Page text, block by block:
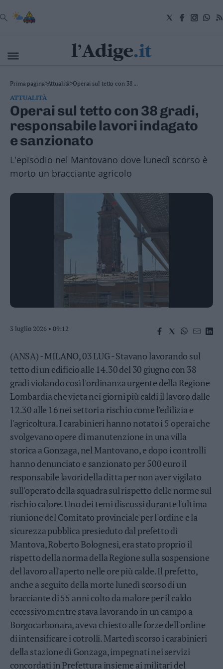
VAI
Cronaca
Attualità
Economia
Cultura
e
Spettacoli
Salute
e
Benessere
Montagna
Sport
Riva
Arco
Sarca
–
Ledro
Lavis
–
Rotaliana
Valle
dei
Laghi
Valsugana
–
Primiero
Vallagarina
Non
Sole
Fiemme
–
Fassa
Giudicarie
Rendena
Alto
Adige
–
Südtirol
Prima pagina>Attualità>Operai sul tetto con 38 ...
ATTUALITÀ
Operai sul tetto con 38 gradi,
responsabile lavori indagato
e sanzionato
L'episodio nel Mantovano dove lunedì scorso è
morto un bracciante agricolo
3 luglio 2026 • 09:12
(ANSA) - MILANO, 03 LUG - Stavano lavorando sul
tetto di un edificio alle 14.30 del 30 giugno con 38
gradi violando così l'ordinanza urgente della Regione
Lombardia che vieta nei giorni più caldi il lavoro dalle
12.30 alle 16 nei settori a rischio come l'edilizia e
l'agricoltura. I carabinieri hanno notato i 5 operai che
svolgevano opere di manutenzione in una villa
storica a Gonzaga, nel Mantovano, e dopo i controlli
hanno denunciato e sanzionato per 500 euro il
responsabile lavori della ditta per non aver vigilato
sull'operato della squadra sul rispetto delle norme sul
rischio calore. Uno dei temi discussi durante l'ultima
riunione del Comitato provinciale per l'ordine e la
sicurezza pubblica presieduto dal prefetto di
Mantova, Roberto Bolognesi, era stato proprio il
rispetto della norma della Regione sulla sospensione
del lavoro all'aperto nelle ore più calde. Il prefetto,
anche a seguito della morte lunedì scorso di un
bracciante di 55 anni colto da malore per il caldo
eccessivo mentre stava lavorando in un campo a
Borgocarbonara, aveva chiesto alle forze dell'ordine
di intensificare i cotrolli. Martedì scorso i carabinieri
della stazione di Gonzaga, impegnati nei servizi
concordati in Prefettura insieme ai militari del